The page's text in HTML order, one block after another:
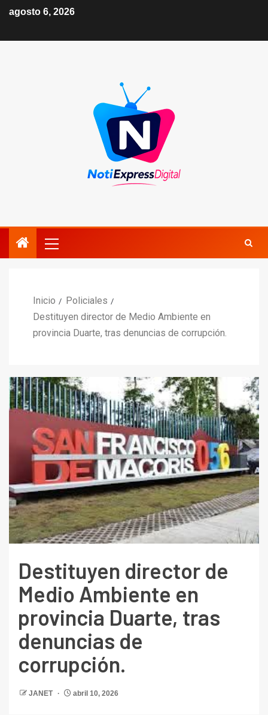
agosto 6, 2026
Inicio
Policiales
Destituyen director de Medio Ambiente en
provincia Duarte, tras denuncias de corrupción.
Destituyen director de
Medio Ambiente en
provincia Duarte, tras
denuncias de
corrupción.
JANET abril 10, 2026